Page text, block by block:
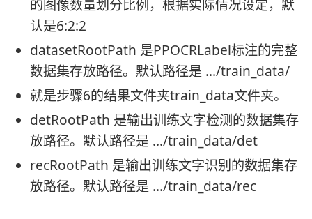
的图像数量划分比例，根据实际情况设定，默
认是6:2:2
datasetRootPath 是PPOCRLabel标注的完整
数据集存放路径。默认路径是 …/train_data/
就是步骤6的结果文件夹train_data文件夹。
detRootPath 是输出训练文字检测的数据集存
放路径。默认路径是 …/train_data/det
recRootPath 是输出训练文字识别的数据集存
放路径。默认路径是 …/train_data/rec